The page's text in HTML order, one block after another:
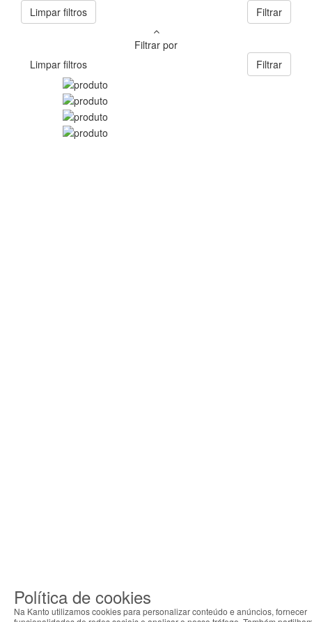
Limpar filtros
Filtrar
Filtrar por
Limpar filtros
Filtrar
Política de cookies
Na Kanto utilizamos cookies para personalizar conteúdo e anúncios, fornecer